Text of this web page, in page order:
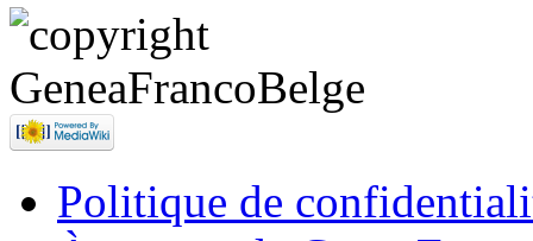
Politique de